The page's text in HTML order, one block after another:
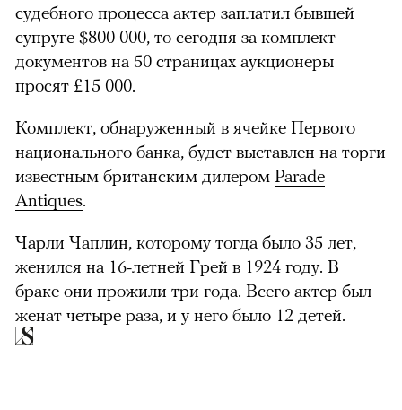
судебного процесса актер заплатил бывшей
супруге $800 000, то сегодня за комплект
документов на 50 страницах аукционеры
просят £15 000.
Комплект, обнаруженный в ячейке Первого
национального банка, будет выставлен на торги
известным британским дилером Parade
Antiques.
Чарли Чаплин, которому тогда было 35 лет,
женился на 16-летней Грей в 1924 году. В
браке они прожили три года. Всего актер был
женат четыре раза, и у него было 12 детей.